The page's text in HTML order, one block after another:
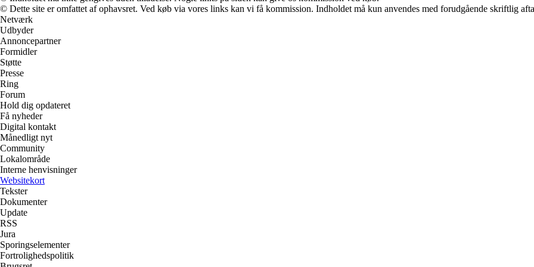
© Dette site er omfattet af ophavsret. Ved køb via vores links kan vi få kommission. Indholdet må kun anvendes med forudgående skriftlig
Netværk
Udbyder
Annoncepartner
Formidler
Støtte
Presse
Ring
Forum
Hold dig opdateret
Få nyheder
Digital kontakt
Månedligt nyt
Community
Lokalområde
Interne henvisninger
Websitekort
Tekster
Dokumenter
Update
RSS
Jura
Sporingselementer
Fortrolighedspolitik